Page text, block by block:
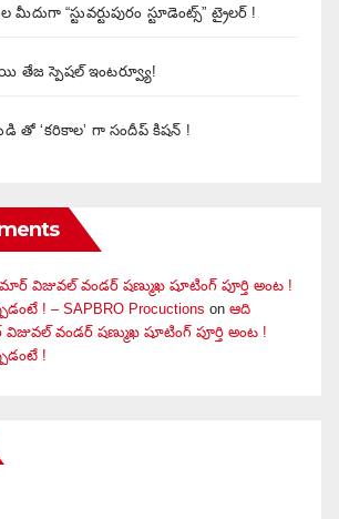
“స్టువర్టుపురం స్టూడెంట్స్” ట్రైలర్ !
తేజ స్పెషల్ ఇంటర్వ్యూ!
తో ‘కరికాల’ గా సందీప్ కిషన్ !
విజువ‌ల్ వండ‌ర్ ష‌ణ్ముఖ షూటింగ్ పూర్తి అంట !
! – SAPBRO Procuctions on ఆది
వండ‌ర్ ష‌ణ్ముఖ షూటింగ్ పూర్తి అంట !
!